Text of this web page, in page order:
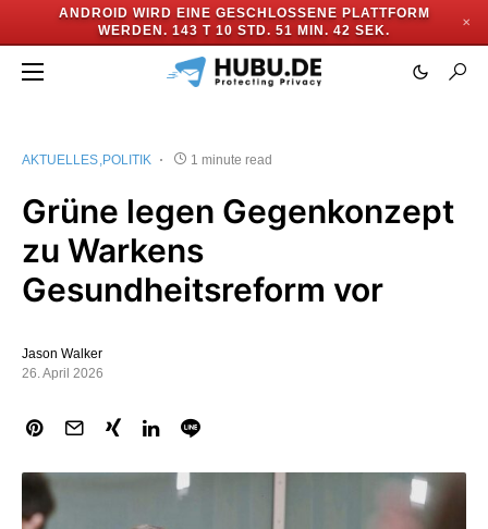
ANDROID WIRD EINE GESCHLOSSENE PLATTFORM
WERDEN. 143 T 10 STD. 51 MIN. 41 SEK.
✕
AKTUELLES POLITIK 1 minute read
Grüne legen Gegenkonzept
zu Warkens
Gesundheitsreform vor
Jason Walker
26. April 2026